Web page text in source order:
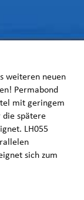
weiteren neuen
Permabond
mit geringem
die spätere
LH055
sich zum